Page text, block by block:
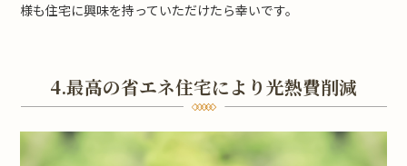
様も住宅に興味を持っていただけたら幸いです。
4.最高の省エネ住宅により光熱費削減